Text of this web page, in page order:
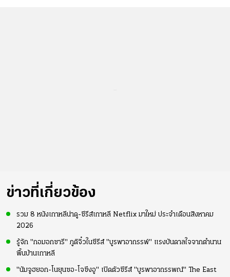
ข่าวที่เกี่ยวข้อง
รวม 8 หนังเกาหลีน่าดู-ซีรีส์เกาหลี Netflix มาใหม่ ประจำเดือนสิงหาคม
2026
รู้จัก "กอมอกซารี" ภูติจิ๋วในซีรีส์ "บูรพาอาถรรพ์" แรงบันดาลใจจากตำนาน
พื้นบ้านเกาหลี
"นัมจูฮยอก-โนยุนซอ-โจซึงอู" เปิดตัวซีรีส์ "บูรพาอาถรรพณ์" The East